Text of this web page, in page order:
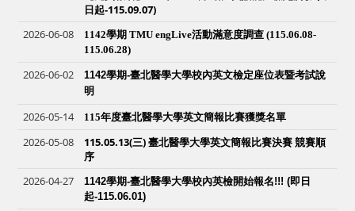
日起-115.09.07)
2026-06-08
1142學期 TMU engLive活動滿意度調查 (115.06.08-
115.06.28)
2026-06-02 1142學期-臺北醫學大學校內英文檢定座位表暨考試說
明
2026-05-14 115年度臺北醫學大學英文簡報比賽獲獎名單
2026-05-08
115.05.13(三) 臺北醫學大學英文簡報比賽決賽 競賽順
序
2026-04-27
1142學期-臺北醫學大學校內英檢開始報名!!! (即日
起-115.06.01)